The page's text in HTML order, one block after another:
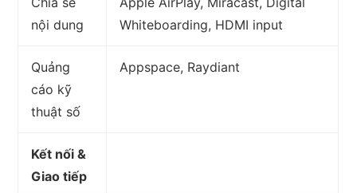
nội dung
Whiteboarding, HDMI input
Quảng
cáo kỹ
thuật số
Appspace, Raydiant
Kết nối &
Giao tiếp